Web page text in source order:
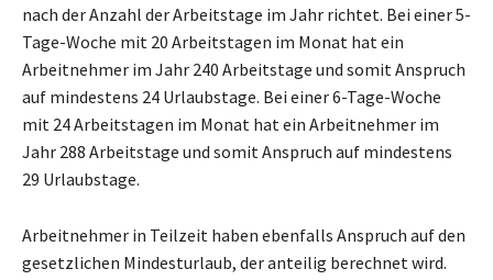
nach der Anzahl der Arbeitstage im Jahr richtet. Bei einer 5-
Tage-Woche mit 20 Arbeitstagen im Monat hat ein
Arbeitnehmer im Jahr 240 Arbeitstage und somit Anspruch
auf mindestens 24 Urlaubstage. Bei einer 6-Tage-Woche
mit 24 Arbeitstagen im Monat hat ein Arbeitnehmer im
Jahr 288 Arbeitstage und somit Anspruch auf mindestens
29 Urlaubstage.
Arbeitnehmer in Teilzeit haben ebenfalls Anspruch auf den
gesetzlichen Mindesturlaub, der anteilig berechnet wird.